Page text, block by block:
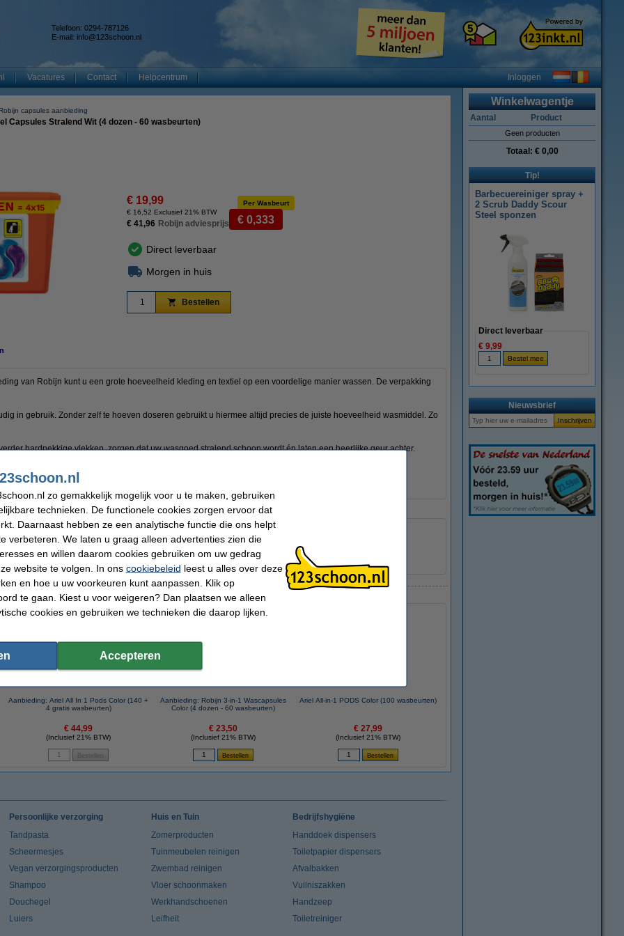
Telefoon: 0294-787126
E-mail: info@123schoon.nl
Vacatures Contact Helpcentrum Inloggen
Robijn capsules aanbieding
Capsules Stralend Wit (4 dozen - 60 wasbeurten)
€ 19,99
€ 16,52 Exclusief 21% BTW
€ 41,96 Robijn adviesprijs
Per Wasbeurt
€ 0,333
Direct leverbaar
Morgen in huis
Bestellen
van Robijn kunt u een grote hoeveelheid kleding en textiel op een voordelige manier wassen. De verpakking
in gebruik. Zonder zelf te hoeven doseren gebruikt u hiermee altijd precies de juiste hoeveelheid wasmiddel. Zo
hardnekkige vlekken, zorgen dat uw wasgoed stralend schoon wordt én laten een heerlijke geur achter.
en ziet uw kleding en andere textiel er dus altijd uit als nieuw.
i.v.m. overgang verpakking.
60 wasbeurten
Toepassing:
Textiel
Aantal:
60 stuks
artikel ook besteld hebben
Aanbieding: Ariel All In 1 Pods Color (140 +
4 gratis wasbeurten)
€ 44,99
(Inclusief 21% BTW)
Aanbieding: Robijn 3-in-1 Wascapsules
Color (4 dozen - 60 wasbeurten)
€ 23,50
(Inclusief 21% BTW)
Ariel All-in-1 PODS Color (100 wasbeurten)
€ 27,99
(Inclusief 21% BTW)
Winkelwagentje
Aantal Product
Geen producten
Totaal: € 0,00
Tip!
Barbecuereiniger spray +
2 Scrub Daddy Scour
Steel sponzen
Direct leverbaar
€ 9,99
Nieuwsbrief
Persoonlijke verzorging
Tandpasta
Scheermesjes
Vegan verzorgingsproducten
Shampoo
Douchegel
Luiers
Huis en Tuin
Zomerproducten
Tuinmeubelen reinigen
Zwembad reinigen
Vloer schoonmaken
Werkhandschoenen
Leifheit
Bedrijfshygiëne
Handdoek dispensers
Toiletpapier dispensers
Afvalbakken
Vuilniszakken
Handzeep
Toiletreiniger
zo gemakkelijk mogelijk voor u te maken, gebruiken
technieken. De functionele cookies zorgen ervoor dat
Daarnaast hebben ze een analytische functie die ons helpt
verbeteren. We laten u graag alleen advertenties zien die
en willen daarom cookies gebruiken om uw gedrag
website te volgen. In ons cookiebeleid leest u alles over deze
en hoe u uw voorkeuren kunt aanpassen. Klik op
te gaan. Kiest u voor weigeren? Dan plaatsen we alleen
cookies en gebruiken we technieken die daarop lijken.
Accepteren